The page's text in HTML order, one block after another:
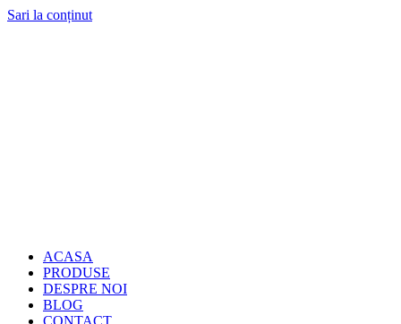
Sari la conținut
ACASA
PRODUSE
DESPRE NOI
BLOG
CONTACT